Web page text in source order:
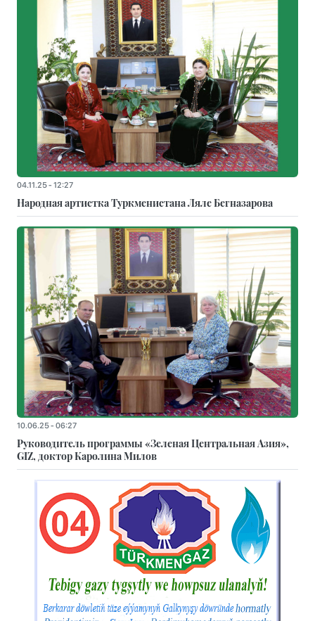
04.11.25 - 12:27
Народная артистка Туркменистана Ляле Бегназарова
10.06.25 - 06:27
Руководитель программы «Зеленая Центральная Азия»,
GIZ, доктор Каролина Милов